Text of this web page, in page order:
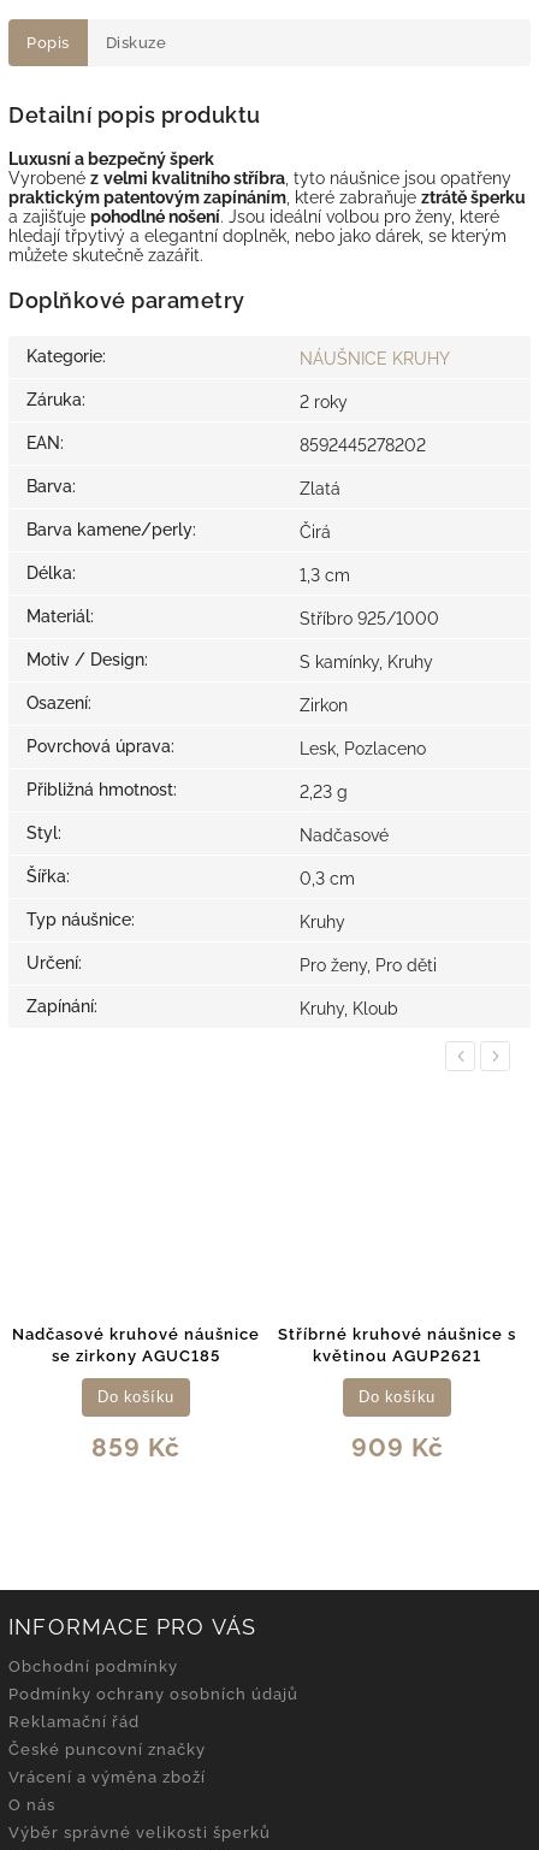
Popis Diskuze
Detailní popis produktu
Luxusní a bezpečný šperk
Vyrobené z velmi kvalitního stříbra, tyto náušnice jsou opatřeny
praktickým patentovým zapínáním, které zabraňuje ztrátě šperku
a zajišťuje pohodlné nošení. Jsou ideální volbou pro ženy, které
hledají třpytivý a elegantní doplněk, nebo jako dárek, se kterým
můžete skutečně zazářit.
Doplňkové parametry
Kategorie: NÁUŠNICE KRUHY
Záruka: 2 roky
EAN: 8592445278202
Barva: Zlatá
Barva kamene/perly: Čirá
Délka: 1,3 cm
Materiál: Stříbro 925/1000
Motiv / Design: S kamínky, Kruhy
Osazení: Zirkon
Povrchová úprava: Lesk, Pozlaceno
Přibližná hmotnost: 2,23 g
Styl: Nadčasové
Šířka: 0,3 cm
Typ náušnice: Kruhy
Určení: Pro ženy, Pro děti
Zapínání: Kruhy, Kloub
Previous
Nadčasové kruhové náušnice
se zirkony AGUC185
859 Kč
Do košíku
Stříbrné kruhové náušnice s
květinou AGUP2621
909 Kč
Do košíku
Next
INFORMACE PRO VÁS
Obchodní podmínky
Podmínky ochrany osobních údajů
Reklamační řád
České puncovní značky
Vrácení a výměna zboží
O nás
Výběr správné velikosti šperků